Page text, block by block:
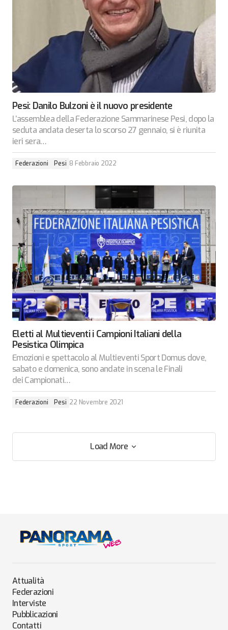
Pesi: Danilo Bulzoni è il nuovo presidente
L’assemblea della Federazione Sammarinese Pesi, dopo la
seduta andata deserta lo scorso 27 gennaio, si è riunita
ieri sera…
Federazioni Pesi 8 Febbraio 2022
Eletti al Multieventi i Campioni Italiani della
Pesistica Olimpica
Emozioni e spettacolo al Multieventi Sport Domus dove,
sabato e domenica, sono andate in scena le Finali
dei Campionati…
Federazioni Pesi 22 Novembre 2021
Load More
Load More
Attualità
Federazioni
Interviste
Pubblicazioni
Contatti